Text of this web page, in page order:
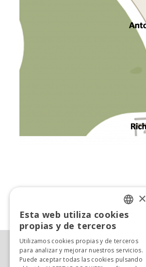
SPANISH
×
Esta web utiliza cookies
propias y de terceros
Utilizamos cookies propias y de terceros
para analizar y mejorar nuestros servicios.
Puede aceptar todas las cookies pulsando